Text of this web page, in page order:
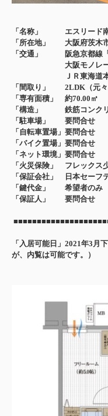
「名称」 エスリード
「所在地」 大阪府茨木
「交通」 阪急京都線「
大阪モノレール本
ＪＲ東海道本線「
「 間取り」 2LDK（元々3
「専有面積」 約70.00㎡
「構造」 鉄筋コンク
「駐車場」 要問合せ
「自転車置場」要問合せ
「バイク置場」要問合せ
「ネット環境」要問合せ
「火災保険」 フレックス
「保証会社」 日本セーフ
「鍵代金」 希望者のみ
「保証人」 要問合せ
「入居可能日」2021年3月
が、内覧は可能です。）